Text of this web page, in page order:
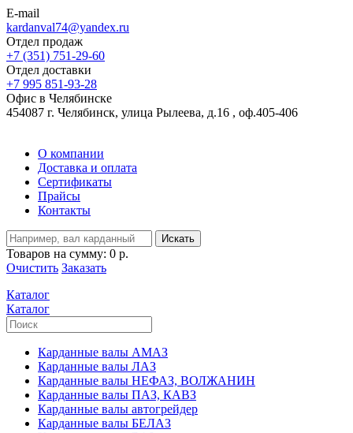
E-mail
kardanval74@yandex.ru
Отдел продаж
+7 (351) 751-29-60
Отдел доставки
+7 995 851-93-28
Офис в Челябинске
454087 г. Челябинск, улица Рылеева, д.16 , оф.405-406
О компании
Доставка и оплата
Сертификаты
Прайсы
Контакты
Искать
Товаров на сумму: 0 р.
Очистить Заказать
Каталог
Каталог
Карданные валы АМАЗ
Карданные валы ЛАЗ
Карданные валы НЕФАЗ, ВОЛЖАНИН
Карданные валы ПАЗ, КАВЗ
Карданные валы автогрейдер
Карданные валы БЕЛАЗ